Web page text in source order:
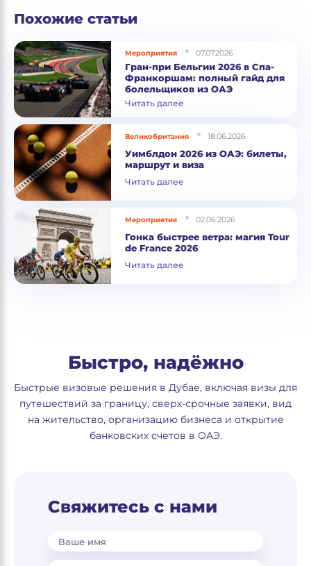
Похожие статьи
Мероприятия 07.07.2026
Гран-при Бельгии 2026 в Спа-
Франкоршам: полный гайд для
болельщиков из ОАЭ
Читать далее
Великобритания 18.06.2026
Уимблдон 2026 из ОАЭ: билеты,
маршрут и виза
Читать далее
Мероприятия 02.06.2026
Гонка быстрее ветра: магия Tour
de France 2026
Читать далее
Быстро, надёжно
Быстрые визовые решения в Дубае, включая визы для
путешествий за границу, сверх-срочные заявки, вид
на жительство, организацию бизнеса и открытие
банковских счетов в ОАЭ.
Свяжитесь с нами
Ваше имя